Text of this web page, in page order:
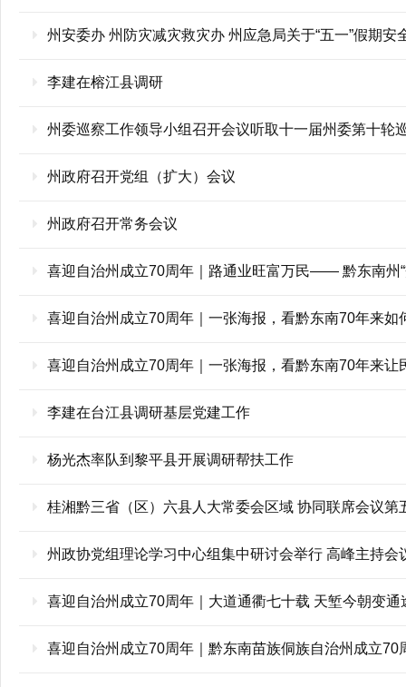
州安委办 州防灾减灾救灾办 州应急局关于“五一”假期安
李建在榕江县调研
州委巡察工作领导小组召开会议听取十一届州委第十轮
州政府召开党组（扩大）会议
州政府召开常务会议
喜迎自治州成立70周年｜路通业旺富万民—— 黔东南州
喜迎自治州成立70周年｜一张海报，看黔东南70年来如
喜迎自治州成立70周年｜一张海报，看黔东南70年来让
李建在台江县调研基层党建工作
杨光杰率队到黎平县开展调研帮扶工作
桂湘黔三省（区）六县人大常委会区域 协同联席会议第
州政协党组理论学习中心组集中研讨会举行 高峰主持会
喜迎自治州成立70周年｜大道通衢七十载 天堑今朝变
喜迎自治州成立70周年｜黔东南苗族侗族自治州成立